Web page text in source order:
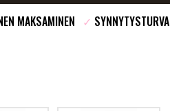
MAKSAMINEN ✓ SYNNYTYSTURVA